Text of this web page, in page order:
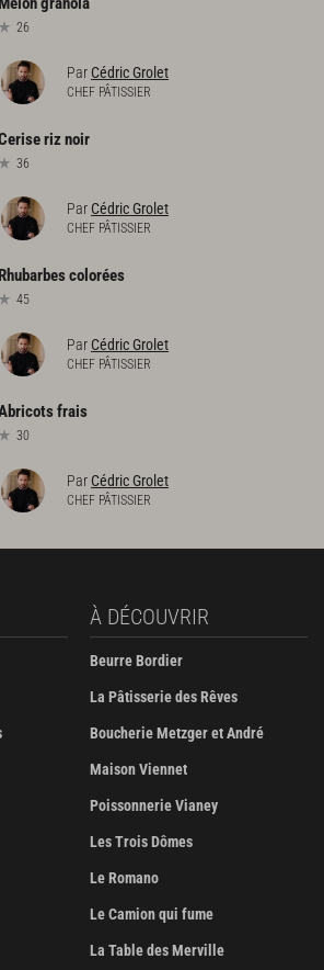
26
Par Cédric Grolet
CHEF PÂTISSIER
riznoir
36
Par Cédric Grolet
CHEF PÂTISSIER
Rhubarbescolorées
45
Par Cédric Grolet
CHEF PÂTISSIER
frais
30
Par Cédric Grolet
CHEF PÂTISSIER
À DÉCOUVRIR
Beurre Bordier
La Pâtisserie des Rêves
Boucherie Metzger et André
Maison Viennet
Poissonnerie Vianey
Les Trois Dômes
Le Romano
Le Camion qui fume
La Table des Merville